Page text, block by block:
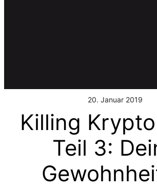
20. Januar 2019
Killing
Teil 3: